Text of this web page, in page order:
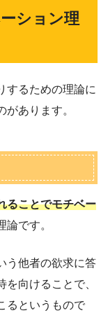
ション理
するための理論に
あります。
ることでモチベー
論です。
う他者の欲求に答
向けることで、
るというもので